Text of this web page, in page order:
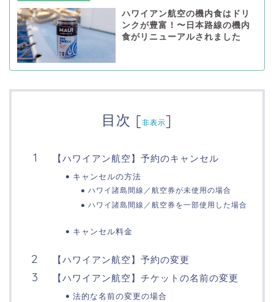
ハワイアン航空の機内食はドリ
ンクが豊富！〜日本路線の機内
食がリニューアルされました
目次 [非表示]
【ハワイアン航空】予約のキャンセル
キャンセルの方法
ハワイ諸島間線／航空券が未使用の場合
ハワイ諸島間線／航空券を一部使用した場合
キャンセル料金
【ハワイアン航空】予約の変更
【ハワイアン航空】チケットの名前の変更
法的な名前の変更の場合